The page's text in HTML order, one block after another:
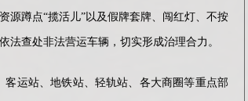
源蹲点“揽活儿”以及假牌套牌、闯红灯、不按
查处非法营运车辆，切实形成治理合力。
运站、地铁站、轻轨站、各大商圈等重点部